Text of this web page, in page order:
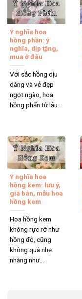
Ý nghĩa hoa
hồng phần: ý
nghĩa, dịp tặng,
mua ở đâu
Với sắc hồng dịu
dàng và vẻ đẹp
ngọt ngào, hoa
hồng phấn từ lâu...
Ý nghĩa hoa
hồng kem: lưu ý,
giá bán, mẫu hoa
hồng kem
Hoa hồng kem
không rực rỡ như
hồng đỏ, cũng
không quá nhẹ
nhàng như...